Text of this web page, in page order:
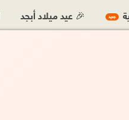
جديد 🎉 عيد ميلاد أبجد